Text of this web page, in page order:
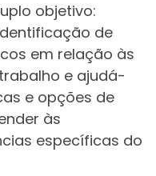
objetivo:
de
em relação às
e ajudá-
e opções de
às
específicas do